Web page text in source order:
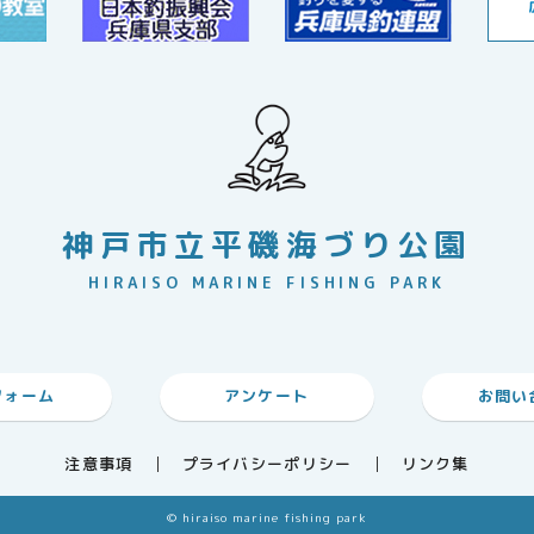
神戸市立平磯海づり公園
HIRAISO MARINE FISHING PARK
ーム アンケート お問い
注意事項 プライバシーポリシー リンク集
© hiraiso marine fishing park